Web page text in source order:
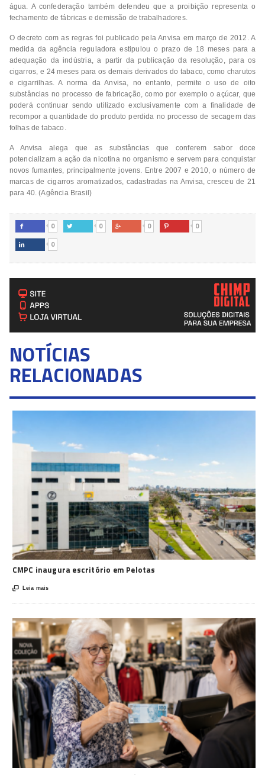
água. A confederação também defendeu que a proibição representa o
fechamento de fábricas e demissão de trabalhadores.
O decreto com as regras foi publicado pela Anvisa em março de 2012. A
medida da agência reguladora estipulou o prazo de 18 meses para a
adequação da indústria, a partir da publicação da resolução, para os
cigarros, e 24 meses para os demais derivados do tabaco, como charutos
e cigarrilhas. A norma da Anvisa, no entanto, permite o uso de oito
substâncias no processo de fabricação, como por exemplo o açúcar, que
poderá continuar sendo utilizado exclusivamente com a finalidade de
recompor a quantidade do produto perdida no processo de secagem das
folhas de tabaco.
A Anvisa alega que as substâncias que conferem sabor doce
potencializam a ação da nicotina no organismo e servem para conquistar
novos fumantes, principalmente jovens. Entre 2007 e 2010, o número de
marcas de cigarros aromatizados, cadastradas na Anvisa, cresceu de 21
para 40. (Agência Brasil)
 0  0  0  0
 0
NOTÍCIAS
RELACIONADAS
CMPC inaugura escritório em Pelotas
 Leia mais